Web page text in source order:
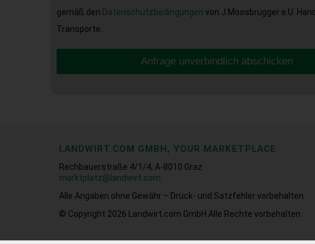
gemäß den Datenschutzbedingungen von J.Moosbrugger e.U.
Transporte.
Anfrage unverbindlich abschicken
LANDWIRT.COM GMBH, YOUR MARKETPLACE
Rechbauerstraße 4/1/4, A-8010 Graz
marktplatz@landwirt.com
Alle Angaben ohne Gewähr – Druck- und Satzfehler vorbehalten.
© Copyright 2026
Landwirt.com GmbH Alle Rechte vorbehalten.